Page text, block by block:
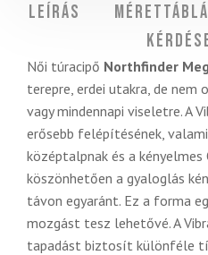
Leírás
Női túracipő Northfinder
terepre, erdei utakra, de
vagy mindennapi viseletre. A
erősebb felépítésének,
középtalpnak és a
köszönhetően a gyaloglás
távon egyaránt. Ez a forma
mozgást tesz lehetővé. A
tapadást biztosít különféle